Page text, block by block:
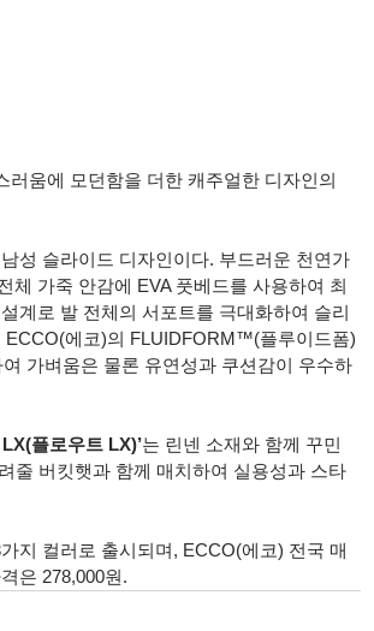
움에 모던함을 더한 캐주얼한 디자인의
성 슬라이드 디자인이다. 부드러운 천연가
체 가죽 안감에 EVA 풋베드를 사용하여 최
계로 발 전체의 서포트를 극대화하여 슬리
ECCO(에코)의 FLUIDFORM™(플루이드폼)
가벼움은 물론 유연성과 쿠션감이 우수하
LX(플로우트 LX)’는 린넨 소재와 함께 꾸민
줄 버킷햇과 함께 매치하여 실용성과 스타
지 컬러로 출시되며, ECCO(에코) 전국 매
은 278,000원.